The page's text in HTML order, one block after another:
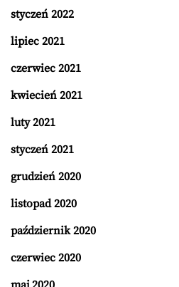
styczeń 2022
lipiec 2021
czerwiec 2021
kwiecień 2021
luty 2021
styczeń 2021
grudzień 2020
listopad 2020
październik 2020
czerwiec 2020